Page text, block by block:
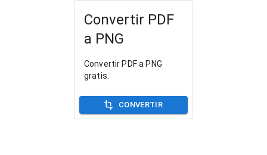
Convertir PDF
a PNG
Convertir PDF a PNG
gratis.
CONVERTIR